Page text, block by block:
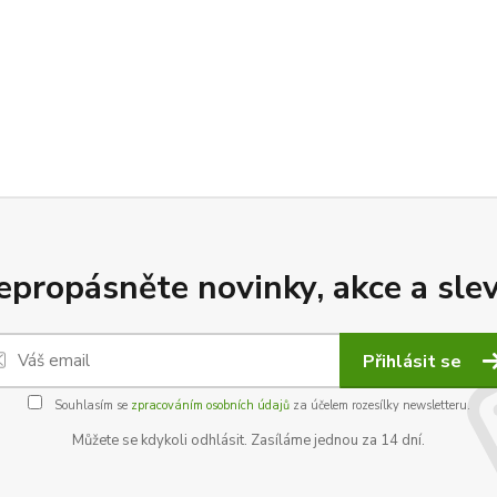
novinky, akce a
Přihlásit se
Souhlasím se zpracováním osobních údajůza účelem rozesílky newsletteru.
Můžete se kdykoli odhlásit. Zasíláme jednou za 14 dní.